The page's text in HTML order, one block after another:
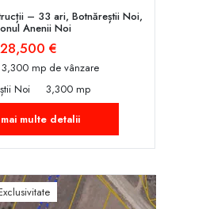
– 33 ari, Botnăreștii Noi,
Anenii Noi
28,500 €
mp de vânzare
Noi
3,300 mp
multe detalii